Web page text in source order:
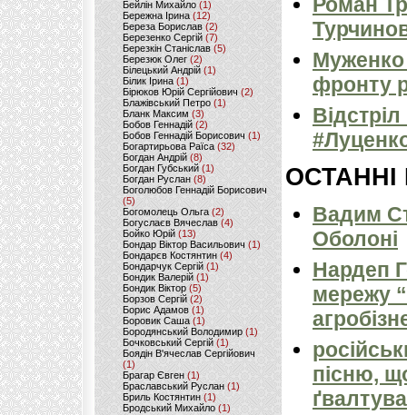
Бейлін Михайло (1)
Бережна Ірина(12)
Береза Борислав(2)
Березенко Сергій (7)
Березкін Станіслав (5)
Березюк Олег(2)
Білецький Андрій (1)
Білик Ірина (1)
Бірюков Юрій Сергійович (2)
Блажівський Петро (1)
Бланк Максим(3)
Бобов Геннадій (2)
Бобов Геннадій Борисович (1)
Богартирьова Раїса (32)
Богдан Андрій(8)
Богдан Губський (1)
Богдан Руслан(8)
Боголюбов Геннадій Борисович
(5)
Богомолець Ольга (2)
Богуслаєв Вячеслав (4)
Бойко Юрій (13)
Бондар Віктор Васильович (1)
Бондарєв Костянтин (4)
Бондарчук Сергій(1)
Бондик Валерій (1)
Бондик Віктор(5)
Борзов Сергiй (2)
Борис Адамов(1)
Боровик Саша (1)
Бородянський Володимир (1)
Бочковський Сергій (1)
Боядін В'ячеслав Сергійович
(1)
Брагар Євген (1)
Браславський Руслан (1)
Бриль Костянтин (1)
Бродський Михайло (1)
фронту
ОСТАННІ
Вадим
Оболоні
Нардеп
мережу
пісню,